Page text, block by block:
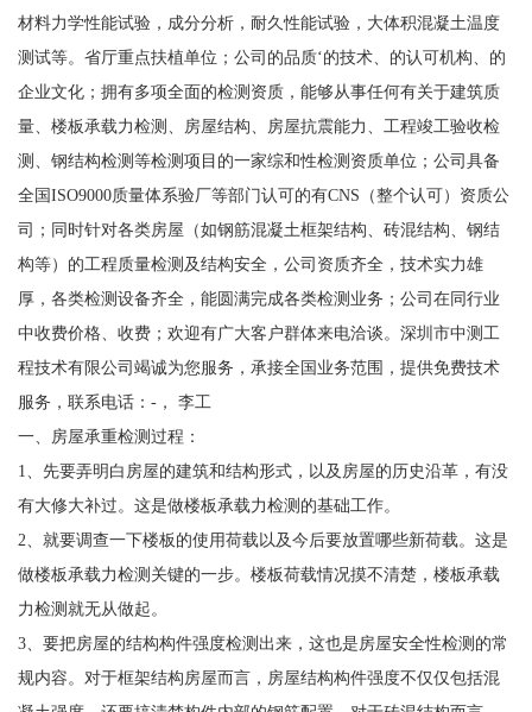
材料力学性能试验，成分分析，耐久性能试验，大体积混凝土温度
测试等。省厅重点扶植单位；公司的品质‘的技术、的认可机构、的
企业文化；拥有多项全面的检测资质，能够从事任何有关于建筑质
量、楼板承载力检测、房屋结构、房屋抗震能力、工程竣工验收检
测、钢结构检测等检测项目的一家综和性检测资质单位；公司具备
全国ISO9000质量体系验厂等部门认可的有CNS（整个认可）资质公
司；同时针对各类房屋（如钢筋混凝土框架结构、砖混结构、钢结
构等）的工程质量检测及结构安全，公司资质齐全，技术实力雄
厚，各类检测设备齐全，能圆满完成各类检测业务；公司在同行业
中收费价格、收费；欢迎有广大客户群体来电洽谈。深圳市中测工
程技术有限公司竭诚为您服务，承接全国业务范围，提供免费技术
服务，联系电话：-， 李工
一、房屋承重检测过程：
1、先要弄明白房屋的建筑和结构形式，以及房屋的历史沿革，有没
有大修大补过。这是做楼板承载力检测的基础工作。
2、就要调查一下楼板的使用荷载以及今后要放置哪些新荷载。这是
做楼板承载力检测关键的一步。楼板荷载情况摸不清楚，楼板承载
力检测就无从做起。
3、要把房屋的结构构件强度检测出来，这也是房屋安全性检测的常
规内容。对于框架结构房屋而言，房屋结构构件强度不仅仅包括混